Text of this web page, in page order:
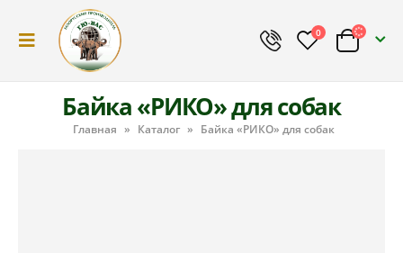
0
Байка «РИКО» для собак
Главная » Каталог » Байка «РИКО» для собак